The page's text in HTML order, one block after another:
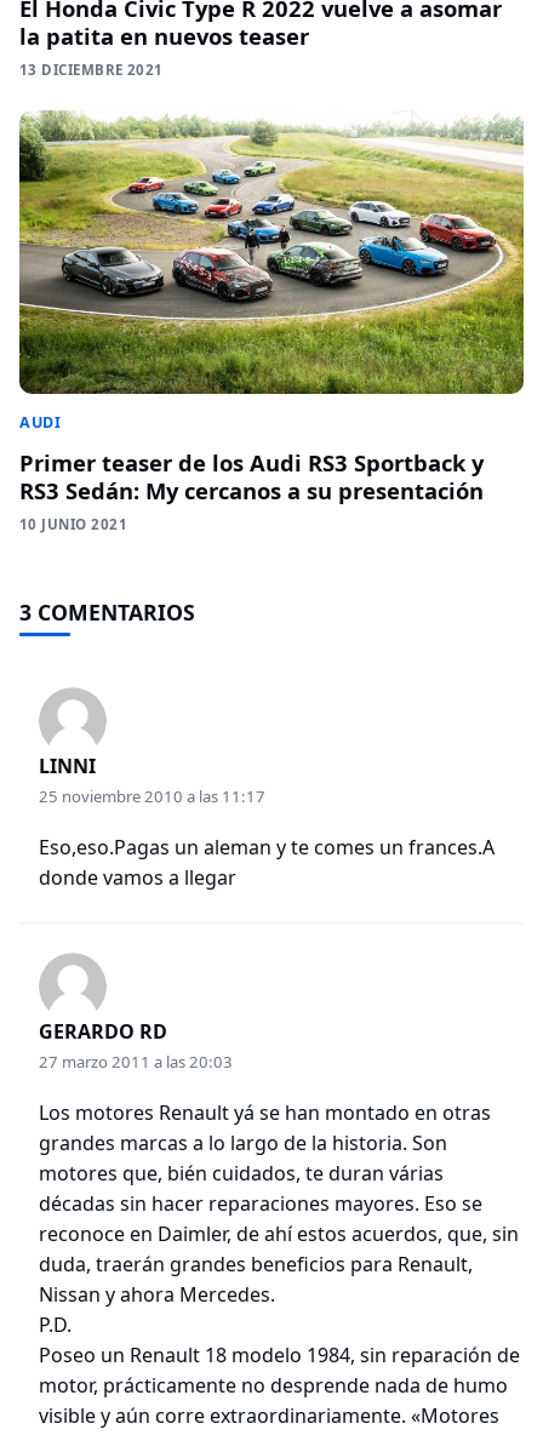
El Honda Civic Type R 2022 vuelve a asomar
la patita en nuevos teaser
13 DICIEMBRE 2021
AUDI
Primer teaser de los Audi RS3 Sportback y
RS3 Sedán: My cercanos a su presentación
10 JUNIO 2021
3 COMENTARIOS
LINNI
25 noviembre 2010 a las 11:17
Eso,eso.Pagas un aleman y te comes un frances.A
donde vamos a llegar
GERARDO RD
27 marzo 2011 a las 20:03
Los motores Renault yá se han montado en otras
grandes marcas a lo largo de la historia. Son
motores que, bién cuidados, te duran várias
décadas sin hacer reparaciones mayores. Eso se
reconoce en Daimler, de ahí estos acuerdos, que, sin
duda, traerán grandes beneficios para Renault,
Nissan y ahora Mercedes.
P.D.
Poseo un Renault 18 modelo 1984, sin reparación de
motor, prácticamente no desprende nada de humo
visible y aún corre extraordinariamente. «Motores